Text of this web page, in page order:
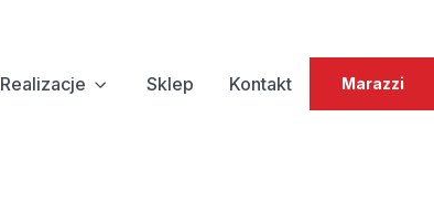
Realizacje Sklep Kontakt Marazzi